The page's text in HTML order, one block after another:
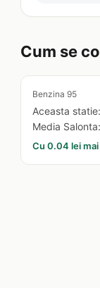
Cum se
Benzina 95
Aceasta statie:
Media Salonta:
Cu 0.04 lei